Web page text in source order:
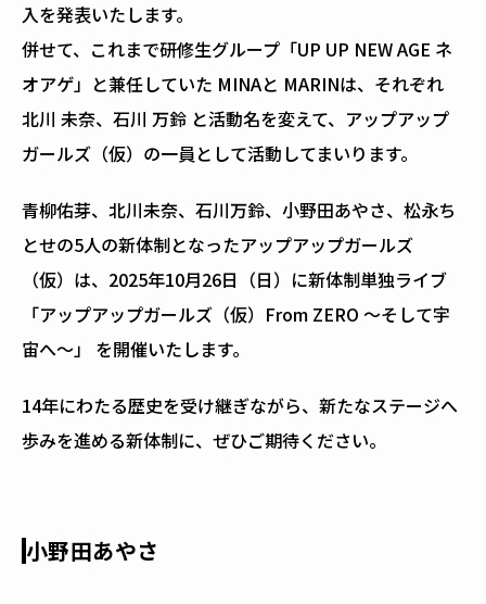
入を発表いたします。
併せて、これまで研修生グループ「UP UP NEW AGE ネ
オアゲ」と兼任していた MINAと MARINは、それぞれ
北川 未奈、石川 万鈴 と活動名を変えて、アップアップ
ガールズ（仮）の一員として活動してまいります。
青柳佑芽、北川未奈、石川万鈴、小野田あやさ、松永ち
とせの5人の新体制となったアップアップガールズ
（仮）は、2025年10月26日（日）に新体制単独ライブ
「アップアップガールズ（仮）From ZERO ～そして宇
宙へ～」 を開催いたします。
14年にわたる歴史を受け継ぎながら、新たなステージへ
歩みを進める新体制に、ぜひご期待ください。
小野田あやさ